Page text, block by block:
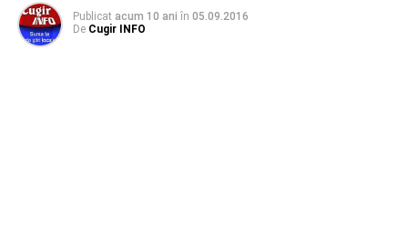
Publicat acum 10 ani în 05.09.2016
De Cugir INFO